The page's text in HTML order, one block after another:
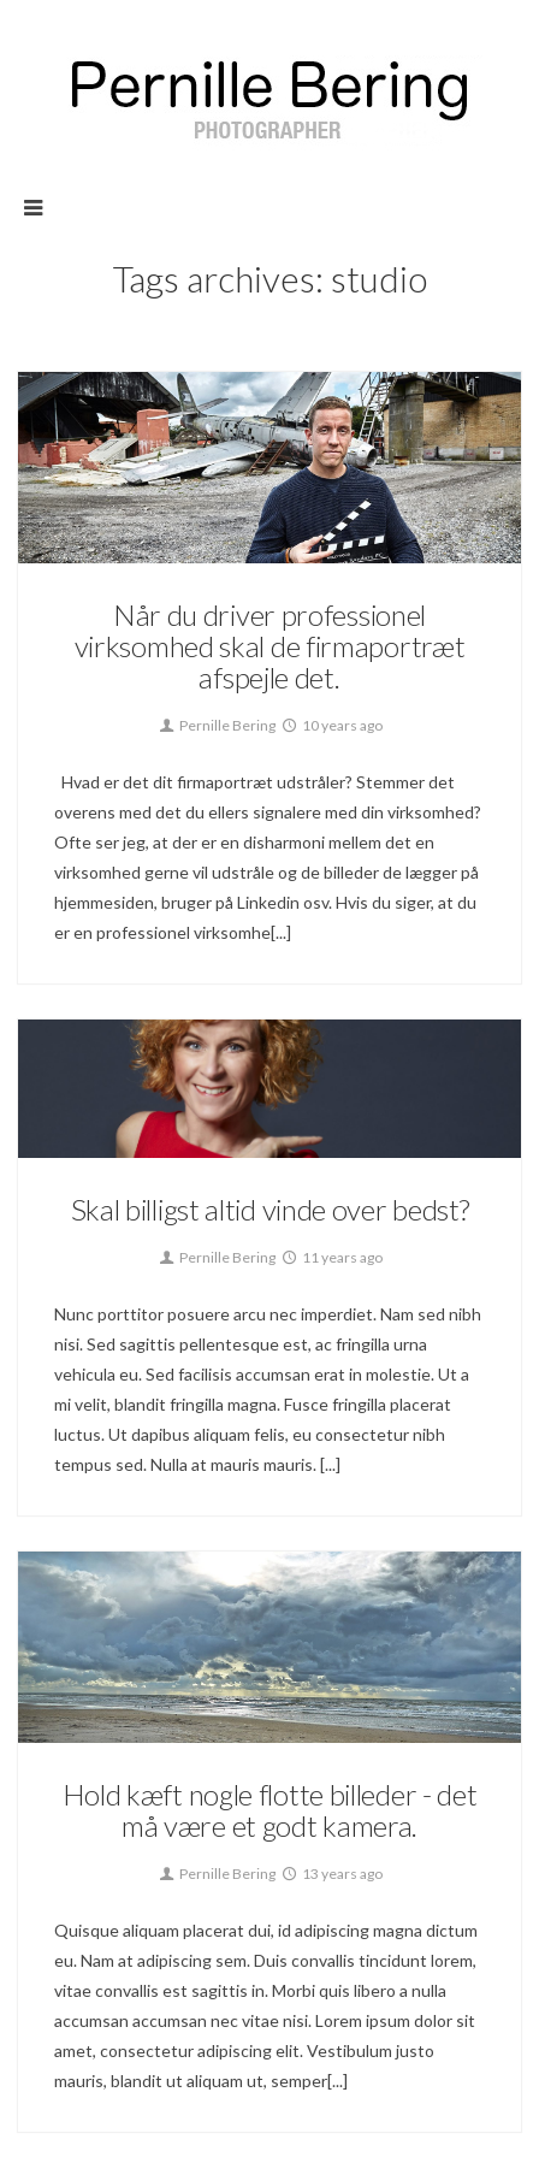
Tags archives: studio
117
Blog
Når du driver professionel
virksomhed skal de firmaportræt
afspejle det.
Pernille Bering 10 years ago
Hvad er det dit firmaportræt udstråler? Stemmer det
overens med det du ellers signalere med din virksomhed?
Ofte ser jeg, at der er en disharmoni mellem det en
virksomhed gerne vil udstråle og de billeder de lægger på
hjemmesiden, bruger på Linkedin osv. Hvis du siger, at du
er en professionel virksomhe[...]
63
Blog
Skal billigst altid vinde over bedst?
Pernille Bering 11 years ago
Nunc porttitor posuere arcu nec imperdiet. Nam sed nibh
nisi. Sed sagittis pellentesque est, ac fringilla urna
vehicula eu. Sed facilisis accumsan erat in molestie. Ut a
mi velit, blandit fringilla magna. Fusce fringilla placerat
luctus. Ut dapibus aliquam felis, eu consectetur nibh
tempus sed. Nulla at mauris mauris. [...]
101
Blog
Hold kæft nogle flotte billeder - det
må være et godt kamera.
Pernille Bering 13 years ago
Quisque aliquam placerat dui, id adipiscing magna dictum
eu. Nam at adipiscing sem. Duis convallis tincidunt lorem,
vitae convallis est sagittis in. Morbi quis libero a nulla
accumsan accumsan nec vitae nisi. Lorem ipsum dolor sit
amet, consectetur adipiscing elit. Vestibulum justo
mauris, blandit ut aliquam ut, semper[...]